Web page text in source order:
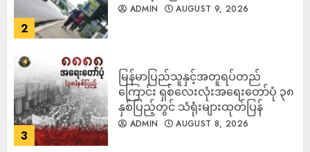
2
ADMIN AUGUST 9, 2026
3
မြန်မာပြည်သူနှင့်အတူရပ်တည်
ကြောင်း ရှစ်လေးလုံးအရေးတော်ပုံ ၃၈
နှစ်ပြည့်တွင် သံရုံးများထုတ်ပြန်
ADMIN AUGUST 8, 2026